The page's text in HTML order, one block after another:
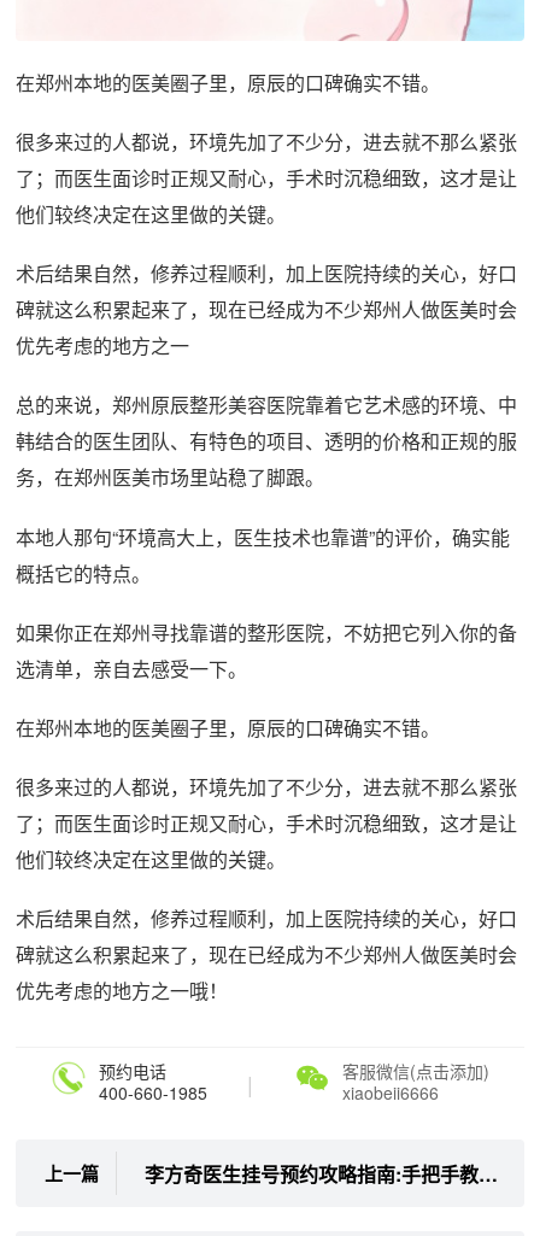
在郑州本地的医美圈子里，原辰的口碑确实不错。
很多来过的人都说，环境先加了不少分，进去就不那么紧张
了；而医生面诊时正规又耐心，手术时沉稳细致，这才是让
他们较终决定在这里做的关键。
术后结果自然，修养过程顺利，加上医院持续的关心，好口
碑就这么积累起来了，现在已经成为不少郑州人做医美时会
优先考虑的地方之一
总的来说，郑州原辰整形美容医院靠着它艺术感的环境、中
韩结合的医生团队、有特色的项目、透明的价格和正规的服
务，在郑州医美市场里站稳了脚跟。
本地人那句“环境高大上，医生技术也靠谱”的评价，确实能
概括它的特点。
如果你正在郑州寻找靠谱的整形医院，不妨把它列入你的备
选清单，亲自去感受一下。
在郑州本地的医美圈子里，原辰的口碑确实不错。
很多来过的人都说，环境先加了不少分，进去就不那么紧张
了；而医生面诊时正规又耐心，手术时沉稳细致，这才是让
他们较终决定在这里做的关键。
术后结果自然，修养过程顺利，加上医院持续的关心，好口
碑就这么积累起来了，现在已经成为不少郑州人做医美时会
优先考虑的地方之一哦！
预约电话
400-660-1985
|
客服微信(点击添加)
xiaobeii6666
上一篇 李方奇医生挂号预约攻略指南:手把手教你锁定清奥取异物大神号源